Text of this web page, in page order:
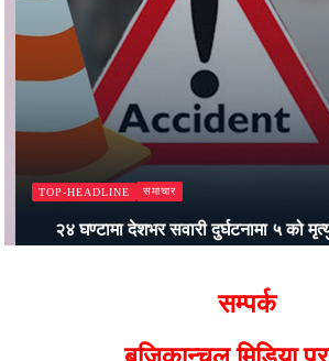
TOP-HEADLINE समाचार
२४ घण्टामा देशभर सवारी दुर्घटनामा ५ को
सम्पर्क